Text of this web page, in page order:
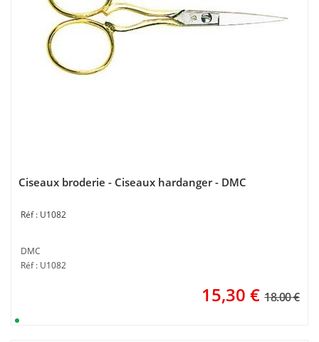
Ciseaux broderie - Ciseaux hardanger - DMC
U1082
DMC
Réf : U1082
15,30 € 18.00 €